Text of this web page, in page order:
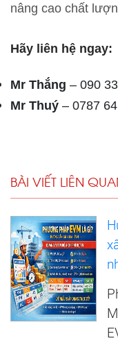
nâng cao chất
Hãy liên hệ ngay:
Mr Thắng – 090
Mr Thuý – 0787
BÀI VIẾT LIÊN